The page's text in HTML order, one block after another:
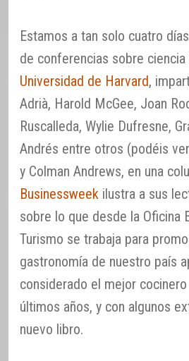
Estamos a tan solo cuatro
de conferencias sobre ciencia
Universidad de Harvard,
Adrià, Harold McGee, Joan
Ruscalleda, Wylie Dufresne,
Andrés entre otros (podéis
y Colman Andrews, en una
Businessweek ilustra a sus
sobre lo que desde la Oficina
Turismo se trabaja para
gastronomía de nuestro país
considerado el mejor
últimos años, y con algunos
nuevo libro.